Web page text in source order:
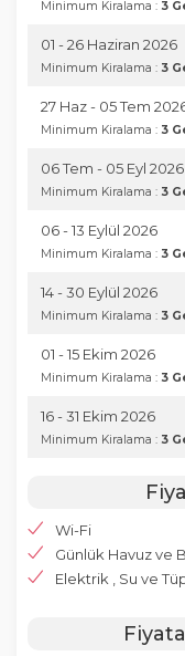
Minimum Kiralama : 3
01 - 26 Haziran 2026
Minimum Kiralama : 3
27 Haz - 05 Tem
Minimum Kiralama : 3
06 Tem - 05 Eyl 2026
Minimum Kiralama : 3
06 - 13 Eylül 2026
Minimum Kiralama : 3
14 - 30 Eylül 2026
Minimum Kiralama : 3
01 - 15 Ekim 2026
Minimum Kiralama : 3
16 - 31 Ekim 2026
Minimum Kiralama : 3
Wi-Fi
Günlük Havuz ve
Elektrik , Su ve